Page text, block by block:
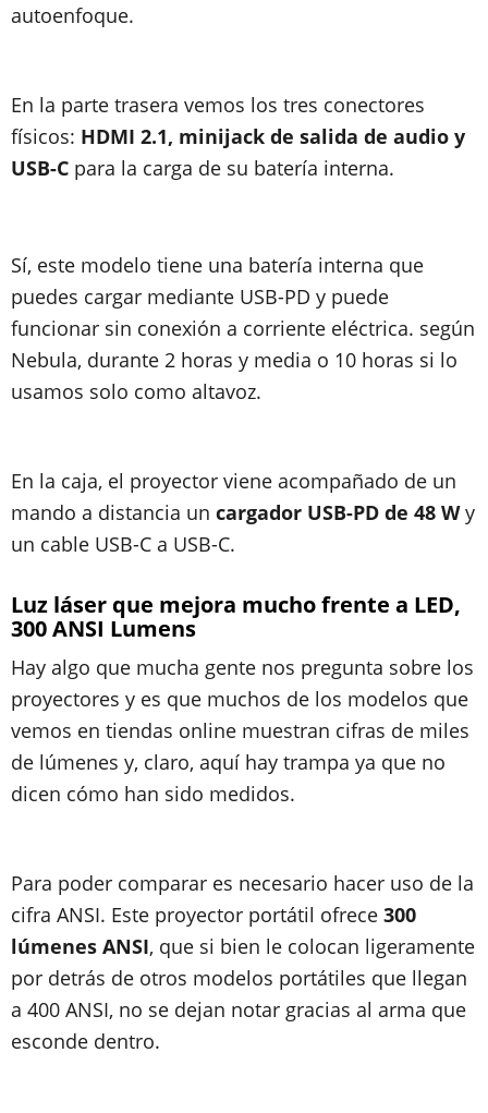
autoenfoque.
En la parte trasera vemos los tres conectores
físicos: HDMI 2.1, minijack de salida de audio y
USB-C para la carga de su batería interna.
Sí, este modelo tiene una batería interna que
puedes cargar mediante USB-PD y puede
funcionar sin conexión a corriente eléctrica. según
Nebula, durante 2 horas y media o 10 horas si lo
usamos solo como altavoz.
En la caja, el proyector viene acompañado de un
mando a distancia un cargador USB-PD de 48 Wy
un cable USB-C a USB-C.
Luz láser que mejora mucho frente a LED,
300 ANSI Lumens
Hay algo que mucha gente nos pregunta sobre los
proyectores y es que muchos de los modelos que
vemos en tiendas online muestran cifras de miles
de lúmenes y, claro, aquí hay trampa ya que no
dicen cómo han sido medidos.
Para poder comparar es necesario hacer uso de la
cifra ANSI. Este proyector portátil ofrece 300
lúmenes ANSI, que si bien le colocan ligeramente
por detrás de otros modelos portátiles que llegan
a 400 ANSI, no se dejan notar gracias al arma que
esconde dentro.